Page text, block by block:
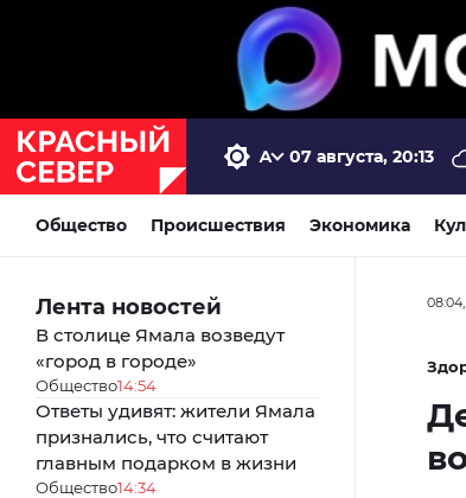
07 августа, 20:13
Общество Происшествия Экономика
Лента новостей
В столице Ямала возведут
«город в городе»
Общество14:54
Ответы удивят: жители Ямала
признались, что считают
главным подарком в жизни
Общество14:34